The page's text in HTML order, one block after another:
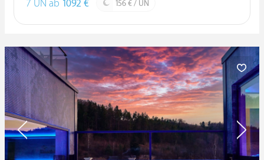
7 ÜN ab 1092 € 156 € / ÜN